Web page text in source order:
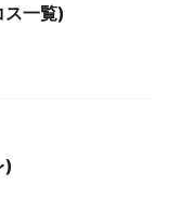
ス一覧)
)